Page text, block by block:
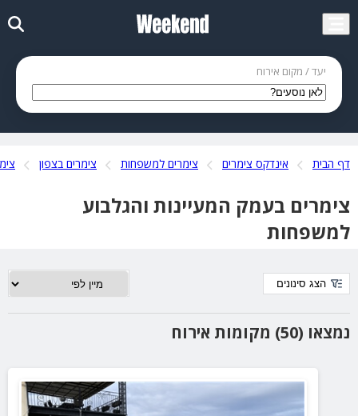
יעד / מקום אירוח
דף הבית אינדקס צימרים צימרים למשפחות צימרים בצפון
צימרים בעמק המעיינות והגלבוע
למשפחות
נמצאו (50) מקומות אירוח
הצג סינונים